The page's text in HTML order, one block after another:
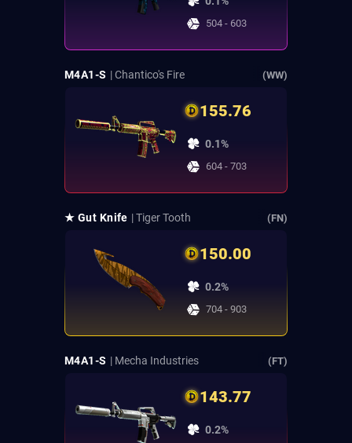
504 - 603
M4A1-S | Chantico's Fire (WW)
155.76
0.1%
604 - 703
★ Gut Knife | Tiger Tooth (FN)
150.00
0.2%
704 - 903
M4A1-S | Mecha Industries (FT)
143.77
0.2%